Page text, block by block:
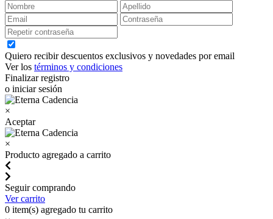
Quiero recibir descuentos exclusivos y novedades por email
Ver los términos y condiciones
Finalizar registro
o iniciar sesión
×
Aceptar
×
Producto agregado a carrito
Seguir comprando
Ver carrito
0 item(s) agregado tu carrito